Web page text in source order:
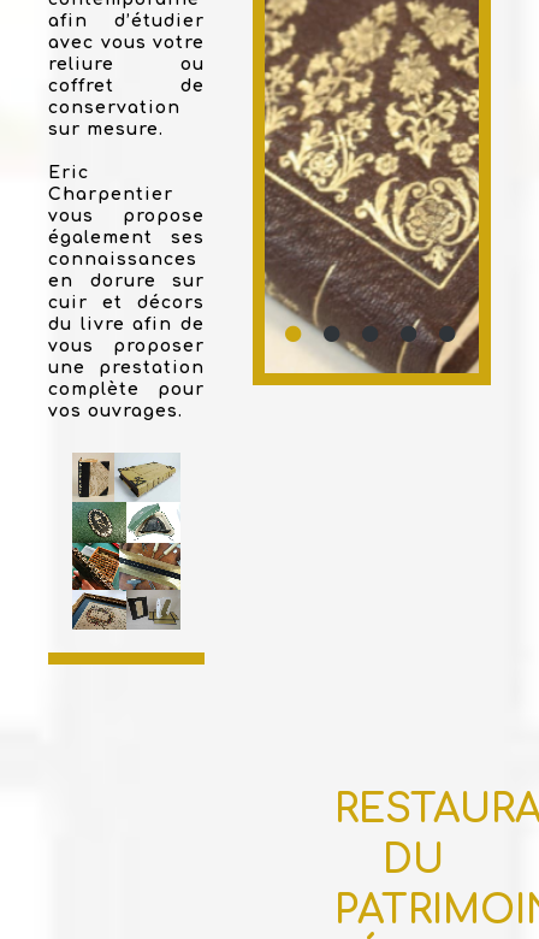
afin d’étudier
avec vous votre
reliure ou
coffret de
conservation
sur mesure.
Eric
Charpentier
vous propose
également ses
connaissances
en dorure sur
cuir et décors
du livre afin de
vous proposer
une prestation
complète pour
vos ouvrages.
DU